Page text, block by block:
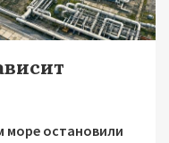
море остановили